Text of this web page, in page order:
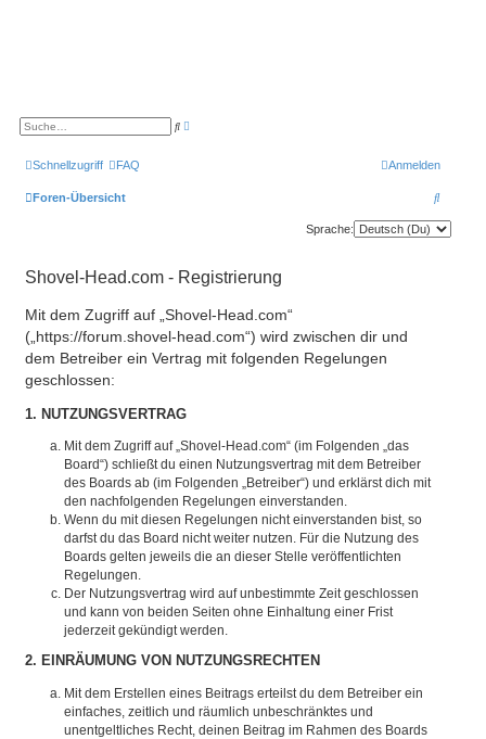
S
h
Schnellzugriff FAQ Anmelden
Foren-Übersicht
S
u
Sprache:
Shovel-Head.com - Registrierung
Mit dem Zugriff auf „Shovel-Head.com“
(„https://forum.shovel-head.com“) wird zwischen dir und
dem Betreiber ein Vertrag mit folgenden Regelungen
geschlossen:
1. NUTZUNGSVERTRAG
Mit dem Zugriff auf „Shovel-Head.com“ (im Folgenden „das
Board“) schließt du einen Nutzungsvertrag mit dem Betreiber
des Boards ab (im Folgenden „Betreiber“) und erklärst dich mit
den nachfolgenden Regelungen einverstanden.
Wenn du mit diesen Regelungen nicht einverstanden bist, so
darfst du das Board nicht weiter nutzen. Für die Nutzung des
Boards gelten jeweils die an dieser Stelle veröffentlichten
Regelungen.
Der Nutzungsvertrag wird auf unbestimmte Zeit geschlossen
und kann von beiden Seiten ohne Einhaltung einer Frist
jederzeit gekündigt werden.
2. EINRÄUMUNG VON NUTZUNGSRECHTEN
Mit dem Erstellen eines Beitrags erteilst du dem Betreiber ein
einfaches, zeitlich und räumlich unbeschränktes und
unentgeltliches Recht, deinen Beitrag im Rahmen des Boards